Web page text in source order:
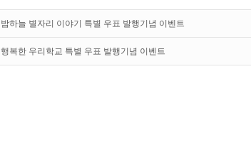
밤하늘 별자리 이야기 특별 우표 발행기념 이벤트
행복한 우리학교 특별 우표 발행기념 이벤트